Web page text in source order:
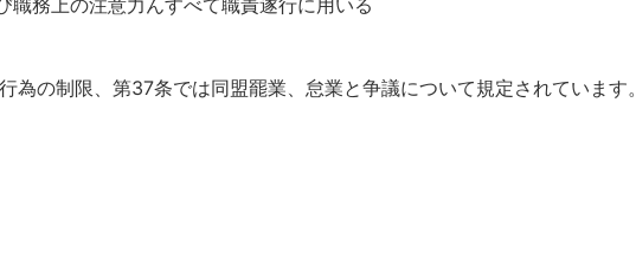
為の制限、第37条では同盟罷業、怠業と争議について規定されています。